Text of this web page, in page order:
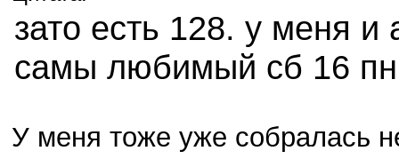
зато есть 128. у меня и
самы любимый сб 16
У меня тоже уже собралась